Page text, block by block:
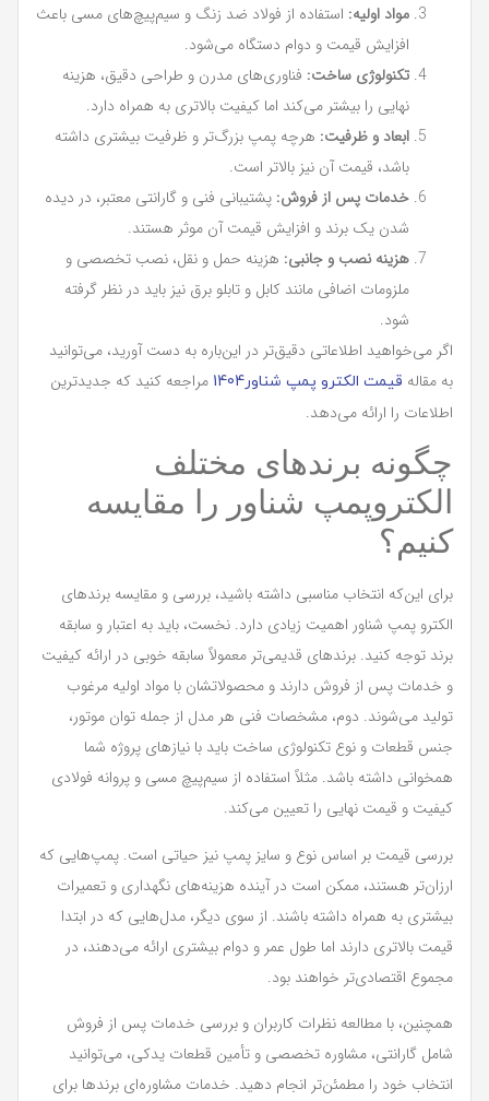
مواد اولیه: استفاده از فولاد ضد زنگ و سیم‌پیچ‌های مسی باعث
افزایش قیمت و دوام دستگاه می‌شود.
تکنولوژی ساخت: فناوری‌های مدرن و طراحی دقیق، هزینه
نهایی را بیشتر می‌کند اما کیفیت بالاتری به همراه دارد.
ابعاد و ظرفیت: هرچه پمپ بزرگ‌تر و ظرفیت بیشتری داشته
باشد، قیمت آن نیز بالاتر است.
خدمات پس از فروش: پشتیبانی فنی و گارانتی معتبر، در دیده
شدن یک برند و افزایش قیمت آن موثر هستند.
هزینه نصب و جانبی: هزینه حمل و نقل، نصب تخصصی و
ملزومات اضافی مانند کابل و تابلو برق نیز باید در نظر گرفته
شود.
اگر می‌خواهید اطلاعاتی دقیق‌تر در این‌باره به دست آورید، می‌توانید
به مقاله قیمت الکترو پمپ شناور1404
مراجعه کنید که جدیدترین
اطلاعات را ارائه می‌دهد.
چگونه برندهای مختلف
الکتروپمپ شناور را مقایسه
کنیم؟
برای این‌که انتخاب مناسبی داشته باشید، بررسی و مقایسه برندهای
الکترو پمپ شناور اهمیت زیادی دارد. نخست، باید به اعتبار و سابقه
برند توجه کنید. برندهای قدیمی‌تر معمولاً سابقه خوبی در ارائه کیفیت
و خدمات پس از فروش دارند و محصولاتشان با مواد اولیه مرغوب
تولید می‌شوند. دوم، مشخصات فنی هر مدل از جمله توان موتور،
جنس قطعات و نوع تکنولوژی ساخت باید با نیازهای پروژه شما
همخوانی داشته باشد. مثلاً استفاده از سیم‌پیچ مسی و پروانه فولادی
کیفیت و قیمت نهایی را تعیین می‌کند.
بررسی قیمت بر اساس نوع و سایز پمپ نیز حیاتی است. پمپ‌هایی که
ارزان‌تر هستند، ممکن است در آینده هزینه‌های نگهداری و تعمیرات
بیشتری به همراه داشته باشند. از سوی دیگر، مدل‌هایی که در ابتدا
قیمت بالاتری دارند اما طول عمر و دوام بیشتری ارائه می‌دهند، در
مجموع اقتصادی‌تر خواهند بود.
همچنین، با مطالعه نظرات کاربران و بررسی خدمات پس از فروش
شامل گارانتی، مشاوره تخصصی و تأمین قطعات یدکی، می‌توانید
انتخاب خود را مطمئن‌تر انجام دهید. خدمات مشاوره‌ای برندها برای